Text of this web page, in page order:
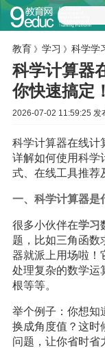
教育 》 学习 》 科学学
科学计算器
你快速搞定
2026-07-02 11:59:25 发
科学计算器在线计
详解如何使用科学
式、在线工具推荐
一、科学计算器是
很多小伙伴在学习
题，比如三角函数
器就派上用场啦！
处理复杂的数学运
根等等。
举个例子：你想知
换成角度值？这时
问题，让你省时省